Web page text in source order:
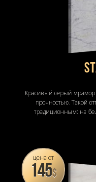
Красивый серый мрамор
прочностью. Такой
традиционным: на
цена от
145$